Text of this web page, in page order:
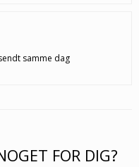
samme dag
FOR DIG?